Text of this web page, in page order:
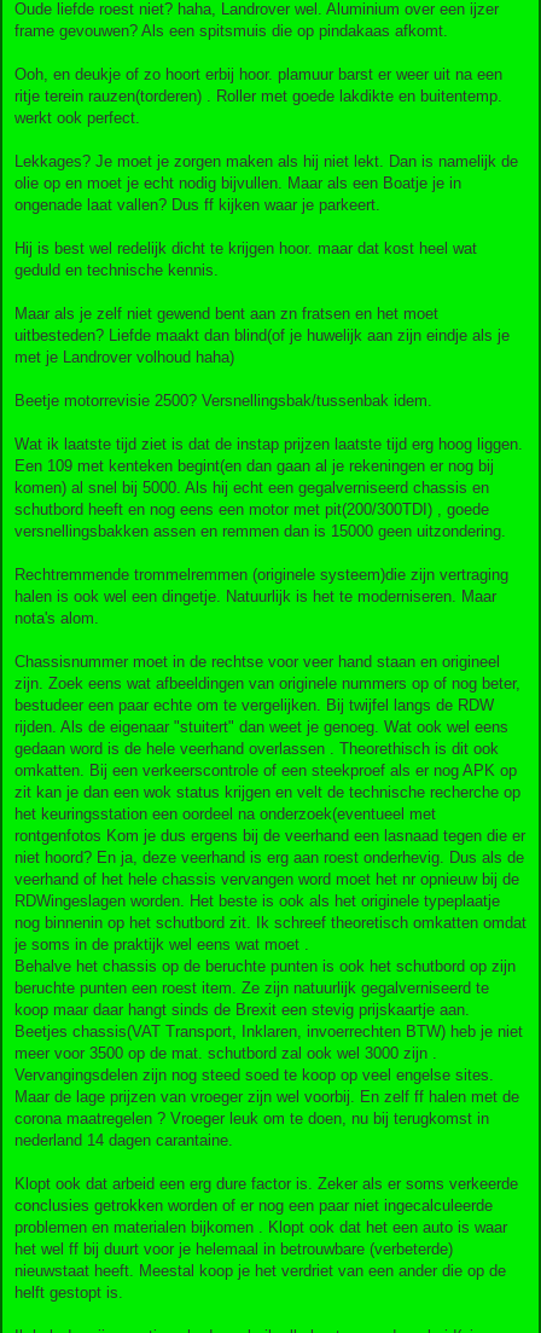
Oude liefde roest niet? haha, Landrover wel. Aluminium over een ijzer
frame gevouwen? Als een spitsmuis die op pindakaas afkomt.
Ooh, en deukje of zo hoort erbij hoor. plamuur barst er weer uit na een
ritje terein rauzen(torderen) . Roller met goede lakdikte en buitentemp.
werkt ook perfect.
Lekkages? Je moet je zorgen maken als hij niet lekt. Dan is namelijk de
olie op en moet je echt nodig bijvullen. Maar als een Boatje je in
ongenade laat vallen? Dus ff kijken waar je parkeert.
Hij is best wel redelijk dicht te krijgen hoor. maar dat kost heel wat
geduld en technische kennis.
Maar als je zelf niet gewend bent aan zn fratsen en het moet
uitbesteden? Liefde maakt dan blind(of je huwelijk aan zijn eindje als je
met je Landrover volhoud haha)
Beetje motorrevisie 2500? Versnellingsbak/tussenbak idem.
Wat ik laatste tijd ziet is dat de instap prijzen laatste tijd erg hoog liggen.
Een 109 met kenteken begint(en dan gaan al je rekeningen er nog bij
komen) al snel bij 5000. Als hij echt een gegalverniseerd chassis en
schutbord heeft en nog eens een motor met pit(200/300TDI) , goede
versnellingsbakken assen en remmen dan is 15000 geen uitzondering.
Rechtremmende trommelremmen (originele systeem)die zijn vertraging
halen is ook wel een dingetje. Natuurlijk is het te moderniseren. Maar
nota's alom.
Chassisnummer moet in de rechtse voor veer hand staan en origineel
zijn. Zoek eens wat afbeeldingen van originele nummers op of nog beter,
bestudeer een paar echte om te vergelijken. Bij twijfel langs de RDW
rijden. Als de eigenaar "stuitert" dan weet je genoeg. Wat ook wel eens
gedaan word is de hele veerhand overlassen . Theorethisch is dit ook
omkatten. Bij een verkeerscontrole of een steekproef als er nog APK op
zit kan je dan een wok status krijgen en velt de technische recherche op
het keuringsstation een oordeel na onderzoek(eventueel met
rontgenfotos Kom je dus ergens bij de veerhand een lasnaad tegen die er
niet hoord? En ja, deze veerhand is erg aan roest onderhevig. Dus als de
veerhand of het hele chassis vervangen word moet het nr opnieuw bij de
RDWingeslagen worden. Het beste is ook als het originele typeplaatje
nog binnenin op het schutbord zit. Ik schreef theoretisch omkatten omdat
je soms in de praktijk wel eens wat moet .
Behalve het chassis op de beruchte punten is ook het schutbord op zijn
beruchte punten een roest item. Ze zijn natuurlijk gegalverniseerd te
koop maar daar hangt sinds de Brexit een stevig prijskaartje aan.
Beetjes chassis(VAT Transport, Inklaren, invoerrechten BTW) heb je niet
meer voor 3500 op de mat. schutbord zal ook wel 3000 zijn .
Vervangingsdelen zijn nog steed soed te koop op veel engelse sites.
Maar de lage prijzen van vroeger zijn wel voorbij. En zelf ff halen met de
corona maatregelen ? Vroeger leuk om te doen, nu bij terugkomst in
nederland 14 dagen carantaine.
Klopt ook dat arbeid een erg dure factor is. Zeker als er soms verkeerde
conclusies getrokken worden of er nog een paar niet ingecalculeerde
problemen en materialen bijkomen . Klopt ook dat het een auto is waar
het wel ff bij duurt voor je helemaal in betrouwbare (verbeterde)
nieuwstaat heeft. Meestal koop je het verdriet van een ander die op de
helft gestopt is.